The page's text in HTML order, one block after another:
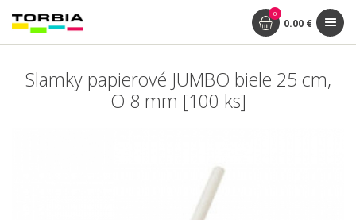
0
0.00 €
Slamky papierové JUMBO biele 25 cm,
O 8 mm [100 ks]